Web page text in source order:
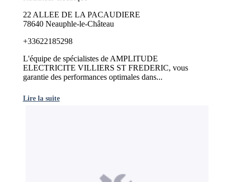
22 ALLEE DE LA PACAUDIERE
78640 Neauphle-le-Château
+33622185298
L'équipe de spécialistes de AMPLITUDE
ELECTRICITE VILLIERS ST FREDERIC, vous
garantie des performances optimales dans...
Lire la suite